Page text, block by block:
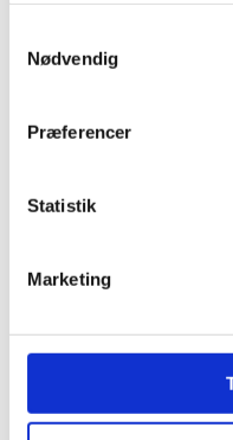
Nødvendig
Præferencer
Statistik
Marketing